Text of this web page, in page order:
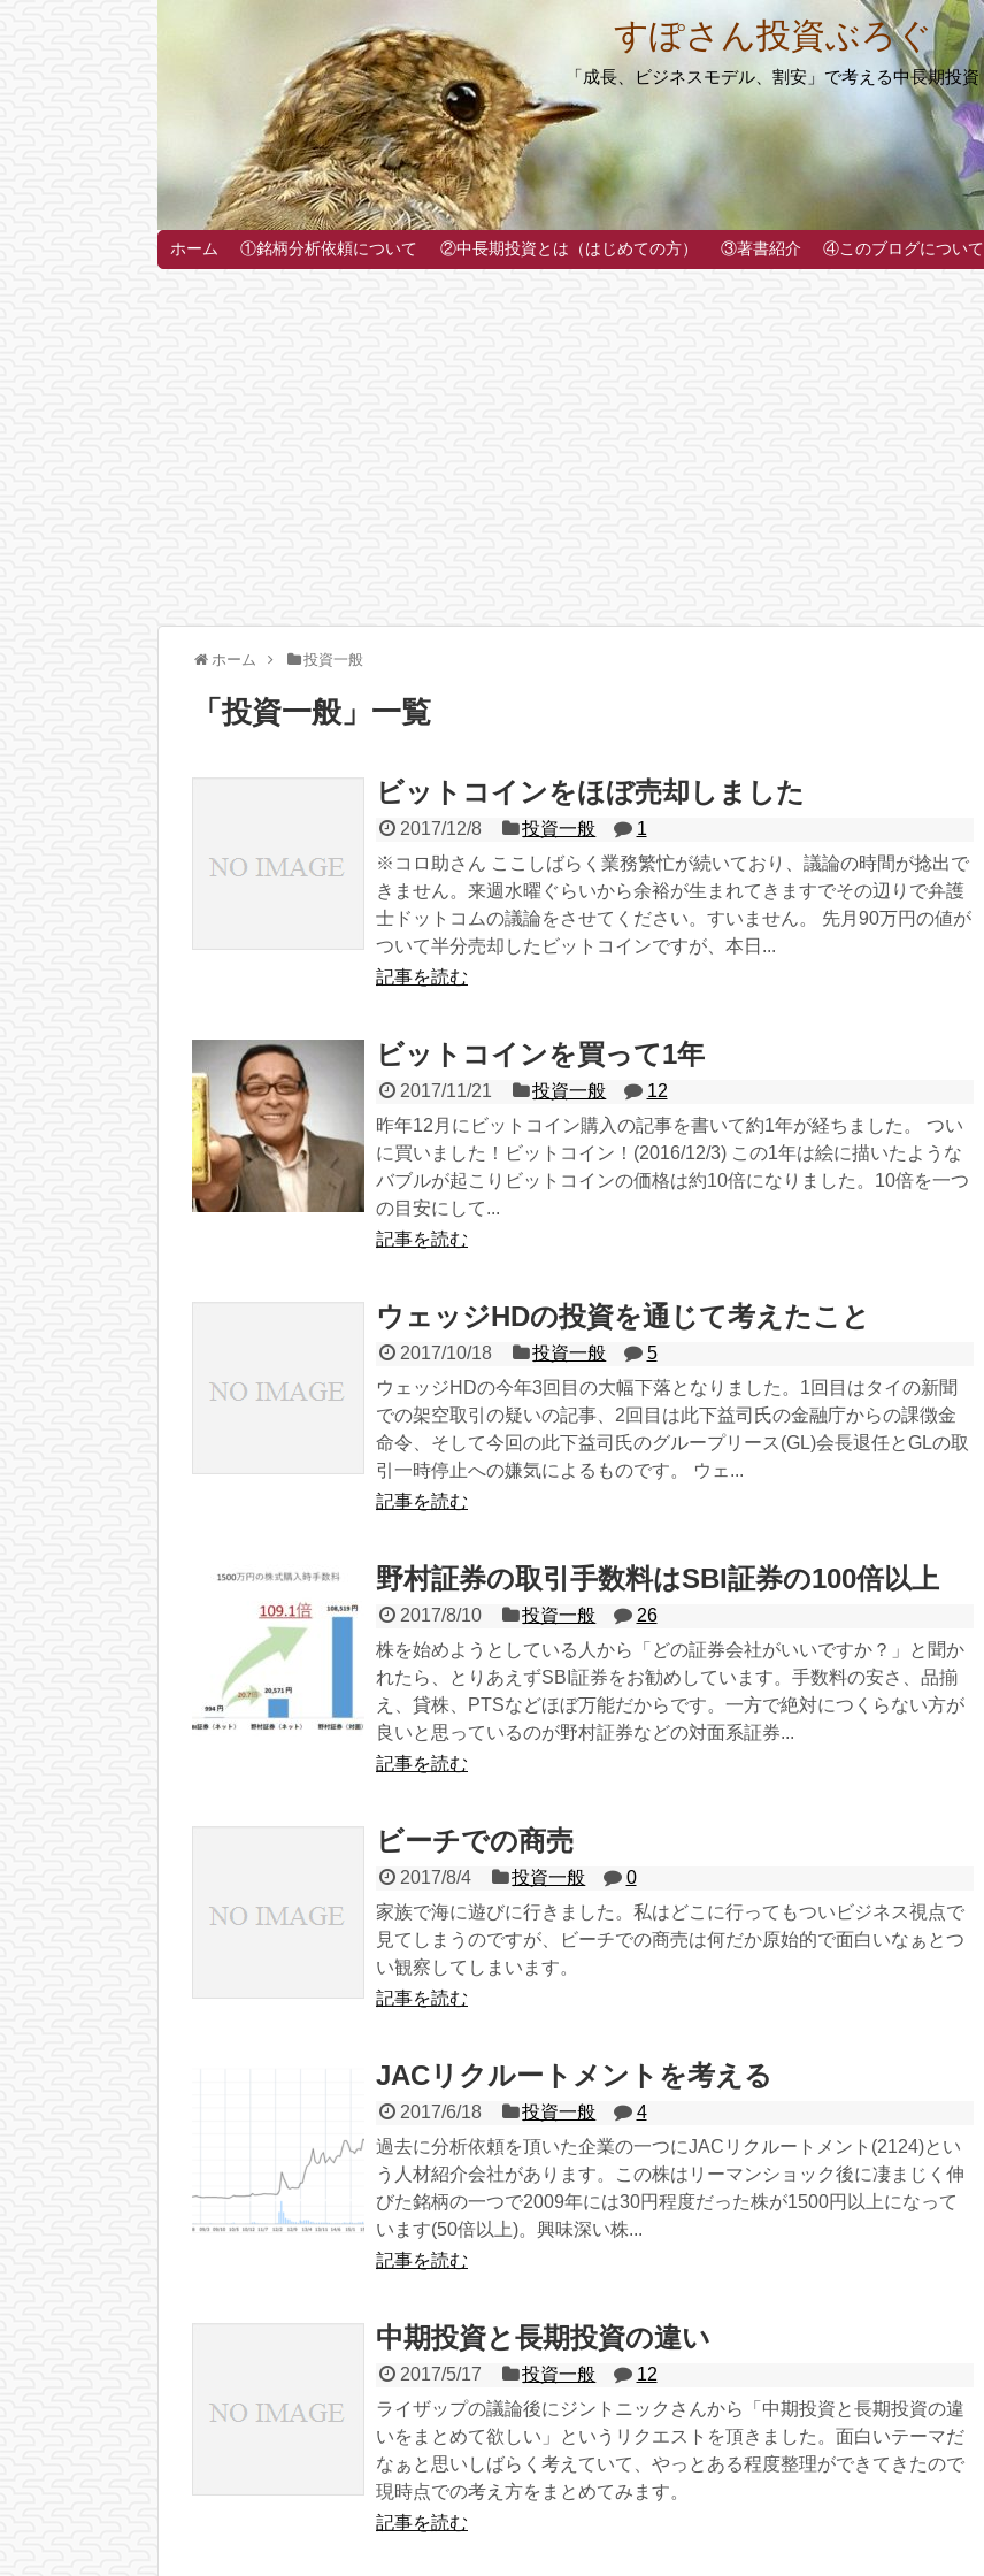
すぽさん投資ぶろぐ
「成長、ビジネスモデル、割安」で考える中長期投資
ホーム ①銘柄分析依頼について ②中長期投資とは（はじめての方） ③著書紹介 ④このブログについて
ホーム 投資一般
「投資一般 」 一覧
ビットコインをほぼ売却しました
2017/12/8 投資一般
1
※コロ助さん ここしばらく業務繁忙が続いており、議論の時間が捻出で
きません。来週水曜ぐらいから余裕が生まれてきますでその辺りで弁護
士ドットコムの議論をさせてください。すいません。 先月90万円の値が
ついて半分売却したビットコインですが、本日...
記事を読む
ビットコインを買って1年
2017/11/21 投資一般
12
昨年12月にビットコイン購入の記事を書いて約1年が経ちました。 つい
に買いました！ビットコイン！(2016/12/3) この1年は絵に描いたような
バブルが起こりビットコインの価格は約10倍になりました。10倍を一つ
の目安にして...
記事を読む
ウェッジHDの投資を通じて考えたこと
2017/10/18 投資一般
5
ウェッジHDの今年3回目の大幅下落となりました。1回目はタイの新聞
での架空取引の疑いの記事、2回目は此下益司氏の金融庁からの課徴金
命令、そして今回の此下益司氏のグループリース(GL)会長退任とGLの取
引一時停止への嫌気によるものです。 ウェ...
記事を読む
野村証券の取引手数料はSBI証券の100倍以上
2017/8/10 投資一般
26
株を始めようとしている人から「どの証券会社がいいですか？」と聞か
れたら、とりあえずSBI証券をお勧めしています。手数料の安さ、品揃
え、貸株、PTSなどほぼ万能だからです。一方で絶対につくらない方が
良いと思っているのが野村証券などの対面系証券...
記事を読む
ビーチでの商売
2017/8/4 投資一般
0
家族で海に遊びに行きました。私はどこに行ってもついビジネス視点で
見てしまうのですが、ビーチでの商売は何だか原始的で面白いなぁとつ
い観察してしまいます。
記事を読む
JACリクルートメントを考える
2017/6/18 投資一般
4
過去に分析依頼を頂いた企業の一つにJACリクルートメント(2124)とい
う人材紹介会社があります。この株はリーマンショック後に凄まじく伸
びた銘柄の一つで2009年には30円程度だった株が1500円以上になって
います(50倍以上)。興味深い株...
記事を読む
中期投資と長期投資の違い
2017/5/17 投資一般
12
ライザップの議論後にジントニックさんから「中期投資と長期投資の違
いをまとめて欲しい」というリクエストを頂きました。面白いテーマだ
なぁと思いしばらく考えていて、やっとある程度整理ができてきたので
現時点での考え方をまとめてみます。
記事を読む